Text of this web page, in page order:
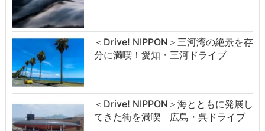
＜Drive! NIPPON＞三河湾の絶景を存
分に満喫！愛知・三河ドライブ
＜Drive! NIPPON＞海とともに発展し
てきた街を満喫 広島・呉ドライブ